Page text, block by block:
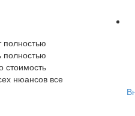
полностью
полностью
стоимость
нюансов все